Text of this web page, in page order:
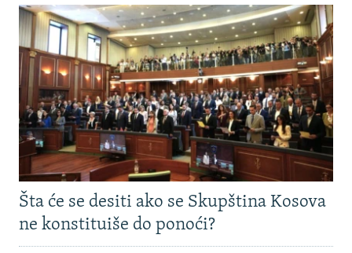
Šta će se desiti ako se Skupština Kosova
ne konstituiše do ponoći?